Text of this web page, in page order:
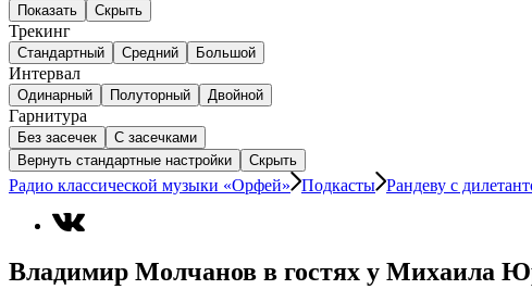
Показать Скрыть
Трекинг
Стандартный Средний Большой
Интервал
Одинарный Полуторный Двойной
Гарнитура
Без засечек
С засечками
Вернуть стандартные настройки
Скрыть
Радио классической музыки «Орфей» Подкасты Рандеву с
Владимир Молчанов в гостях у Михаила